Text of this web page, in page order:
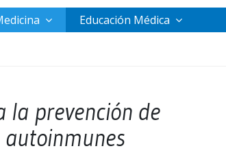
Educación Médica
la prevención de